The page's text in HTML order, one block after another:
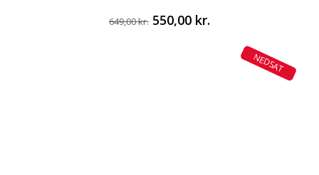
649,00kr. Den
550,00 kr.
NEDSAT